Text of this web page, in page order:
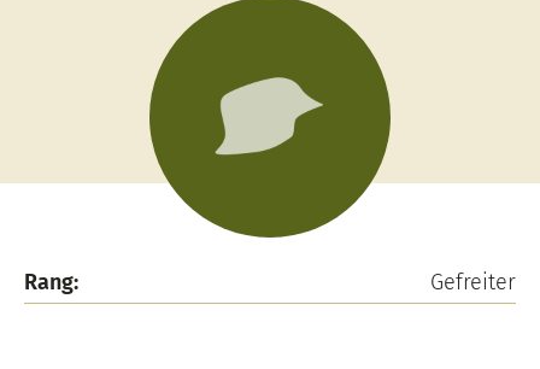
Rang: Gefreiter